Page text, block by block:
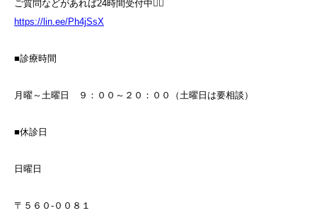
ご質問などがあれば24時間受付中💁‍♀️
https://lin.ee/Ph4jSsX
■診療時間
月曜～土曜日 ９：００～２０：００（土曜日は要相談）
■休診日
日曜日
〒５６０-００８１